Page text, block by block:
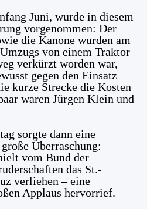
Juni, wurde in diesem
vorgenommen: Der
die Kanone wurden am
von einem Traktor
verkürzt worden war,
gegen den Einsatz
kurze Strecke die Kosten
waren Jürgen Klein und
sorgte dann eine
Überraschung:
vom Bund der
das St.-
verliehen – eine
Applaus hervorrief.